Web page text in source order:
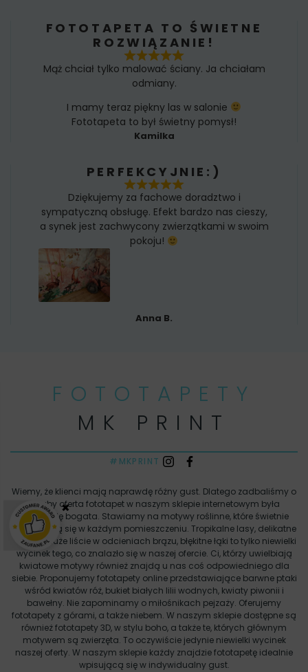
FOTOTAPETA TO ŚWIETNE
ROZWIĄZANIE!
Mąż chciał tylko malować ściany. Ja chciałam
odmiany.
I mamy teraz piękny las w salonie
Fototapeta to był świetny pomysł!
Kamilka
PERFEKCYJNIE:)
Dziękujemy za fachowe doradztwo i
sympatyczną obsługę. Efekt bardzo nas cieszy,
a synek jest zachwycony zwierzątkami w swoim
pokoju!
Anna B.
FOTOTAPETY
MK PRINT
#MKPRINT
Wiemy, że klienci mają naprawdę różny gust. Dlatego zadbaliśmy o
to, aby oferta fototapet w naszym sklepie internetowym była
naprawdę bogata. Stawiamy na motywy roślinne, które świetnie
sprawdzają się w każdym pomieszczeniu. Tropikalne lasy, delikatne
drzewa, duże liście w odcieniach brązu, błękitne łąki to tylko niewielki
wycinek tego, co znalazło się w naszej ofercie. Ci, którzy uwielbiają
kwiatowe motywy również znajdą u nas coś odpowiedniego dla
siebie. Proponujemy fototapety online przedstawiające barwne ptaki
wśród kwiatów róż, bukiet białych lilii wodnych, kwiaty piwonii i
bawełny. Nie zapominamy o miłośnikach pejzaży. Oferujemy
fototapety z górami, a także niebem. W naszym sklepie dostępne są
również fototapety 3D, w stylu boho, a także te, których głównym
motywem są zwierzęta. To oczywiście jedynie niewielki wycinek
naszej oferty. W naszym sklepie każdy znajdzie fototapetę idealnie
wpisującą się w indywidualny gust.
×